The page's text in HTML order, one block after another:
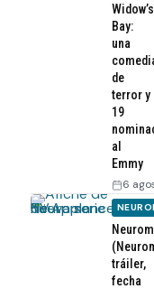
Widow’s
Bay:
una
de
terror y
19
al
Emmy
6
tráiler,
fecha